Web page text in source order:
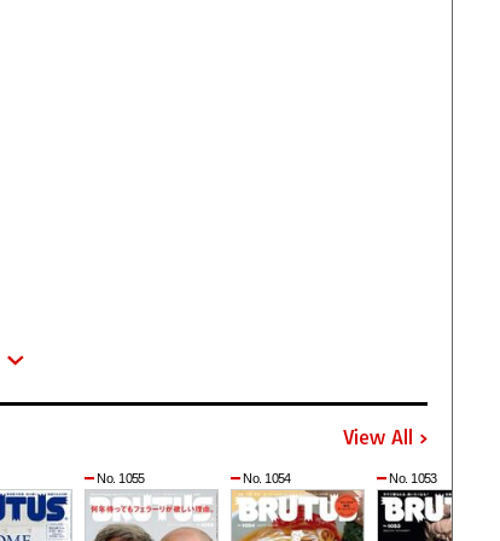
View All
No. 1055 No. 1054 No. 1053